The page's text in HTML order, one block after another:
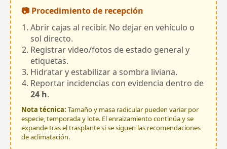
📷 Procedimiento de recepción
Abrir cajas al recibir. No dejar en vehículo o
sol directo.
Registrar video/fotos de estado general y
etiquetas.
Hidratar y estabilizar a sombra liviana.
Reportar incidencias con evidencia dentro de
24 h.
Nota técnica: Tamaño y masa radicular pueden variar por
especie, temporada y lote. El enraizamiento continúa y se
expande tras el trasplante si se siguen las recomendaciones
de aclimatación.